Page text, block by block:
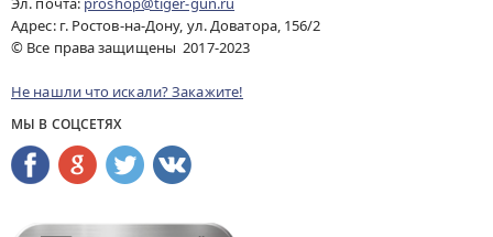
Адрес: г. Ростов-на-Дону, ул. Доватора, 156/2
© Все права защищены 2017-2023
Не нашли что искали? Закажите!
МЫ В СОЦСЕТЯХ